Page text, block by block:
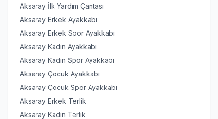
Aksaray İlk Yardım Çantası
Aksaray Erkek Ayakkabı
Aksaray Erkek Spor Ayakkabı
Aksaray Kadın Ayakkabı
Aksaray Kadın Spor Ayakkabı
Aksaray Çocuk Ayakkabı
Aksaray Çocuk Spor Ayakkabı
Aksaray Erkek Terlik
Aksaray Kadın Terlik